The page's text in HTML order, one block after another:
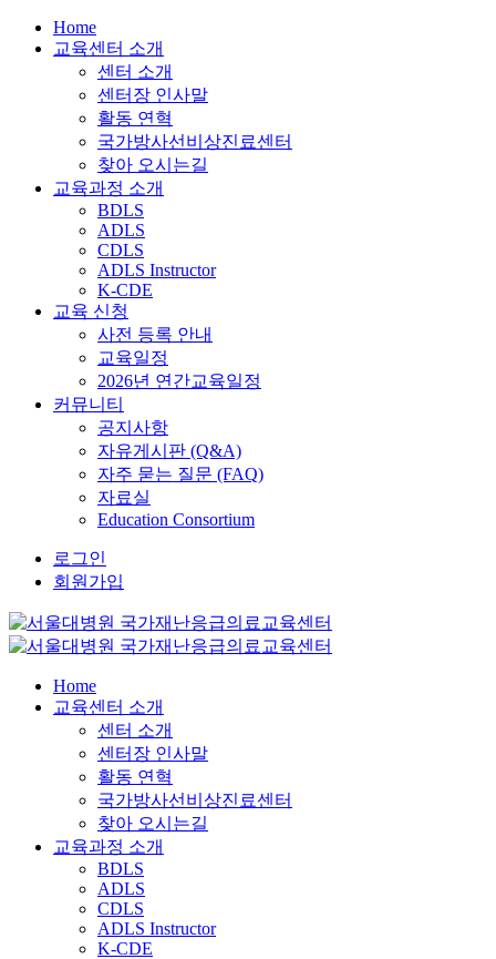
Home
교육센터 소개
센터 소개
센터장 인사말
활동 연혁
국가방사선비상진료센터
찾아 오시는길
교육과정 소개
BDLS
ADLS
CDLS
ADLS Instructor
K-CDE
교육 신청
사전 등록 안내
교육일정
2026년 연간교육일정
커뮤니티
공지사항
자유게시판 (Q&A)
자주 묻는 질문 (FAQ)
자료실
Education Consortium
로그인
회원가입
Home
교육센터 소개
센터 소개
센터장 인사말
활동 연혁
국가방사선비상진료센터
찾아 오시는길
교육과정 소개
BDLS
ADLS
CDLS
ADLS Instructor
K-CDE